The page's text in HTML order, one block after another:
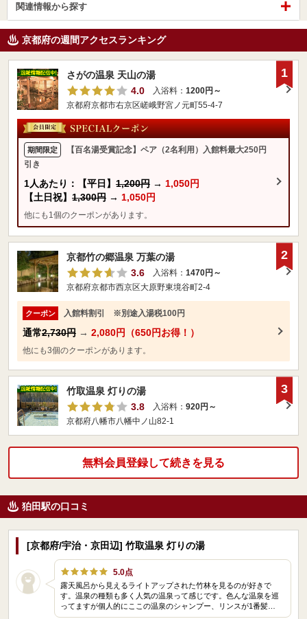
関連情報から探す
京都府の週間アクセスランキング
さがの温泉 天山の湯
4.0
入浴料： 1200円～
京都府京都市右京区嵯峨野宮ノ元町55-4-7
期間限定
【百名湯受賞記念】ペア（2名利用）入館料最大250円
引き
1人あたり：【平日】 1,200円 → 1,050円
【土日祝】 1,300円 → 1,050円
他にも1個のクーポンがあります。
1
京都竹の郷温泉 万葉の湯
3.6
入浴料： 1470円～
京都府京都市西京区大原野東境谷町2-4
クーポン 入館料割引 ※別途入湯税100円
通常2,730円 → 2,080円（650円お得！）
他にも3個のクーポンがあります。
2
竹取温泉 灯りの湯
3.8
入浴料： 920円～
京都府八幡市八幡中ノ山82-1
3
無料会員登録して続きを見る
狛田駅の口コミ
[京都府/宇治・京田辺] 竹取温泉 灯りの湯
5.0点
露天風呂から見えるライトアップされた竹林を見るのが好きで
す。温泉の種類も多く人気の温泉って感じです。色んな温泉を巡
ってますが個人的にここの温泉のシャンプー、リンスが1番髪…